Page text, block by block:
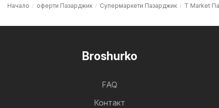
Начало оферти Пазарджик Супермаркети Пазарджик T Market
Broshurko
FAQ
Контакт